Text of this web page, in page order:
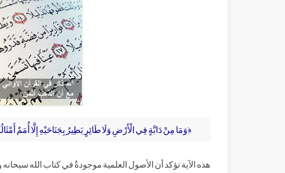
﴿وَمَا مِنْ دَابَّةٍ فِي الْأَرْضِ وَلَا طَائِرٍ يَطِيرُ بِجَنَاحَيْهِ إِلَّا أُمَمٌ
هذه الآية تؤكد أن الأصول العلمية موجودةٌ في كتاب الله سبحانه